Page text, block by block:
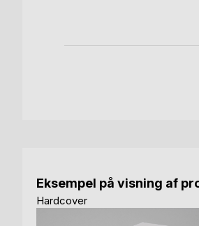
Eksempel på visning af
Hardcover